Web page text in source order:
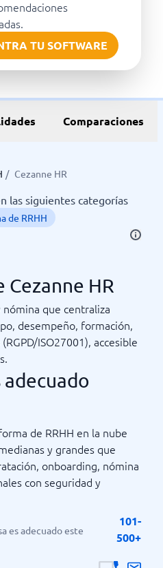
TU SOFTWARE
Comparaciones
/ Cezanne HR
las siguientes categorías
de RRHH
Cezanne HR
que centraliza
desempeño, formación,
ISO27001), accesible
adecuado
de RRHH en la nube
y grandes que
onboarding, nómina
con seguridad y
es adecuado este
101-
500+